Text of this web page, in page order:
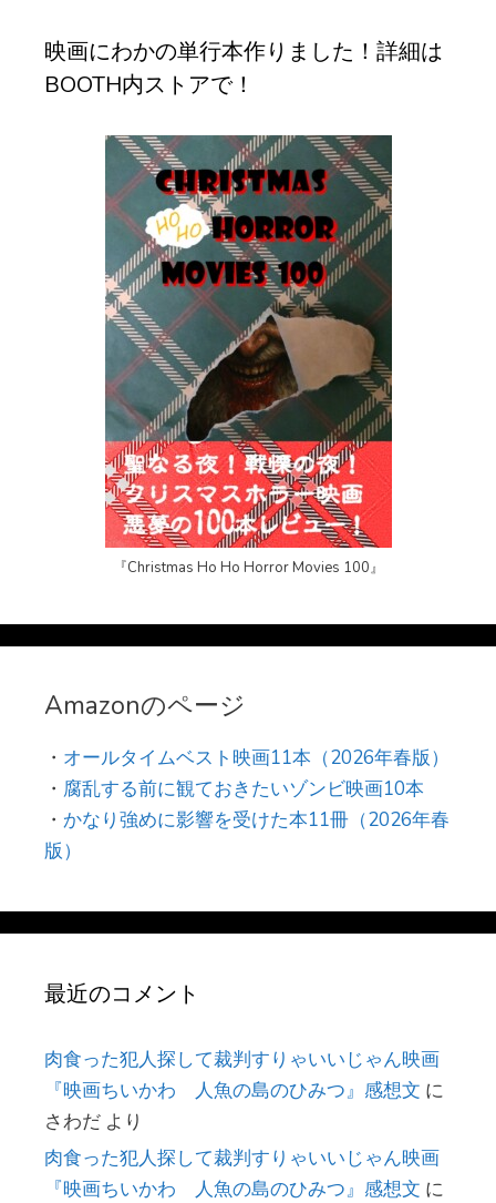
映画にわかの単行本作りました！詳細は
BOOTH内ストアで！
『Christmas Ho Ho Horror Movies 100』
Amazonのページ
・ オールタイムベスト映画11本（2026年春版）
・ 腐乱する前に観ておきたいゾンビ映画10本
・ かなり強めに影響を受けた本11冊（2026年春
版）
最近のコメント
肉食った犯人探して裁判すりゃいいじゃん映画
『映画ちいかわ 人魚の島のひみつ』感想文 に
さわだ より
肉食った犯人探して裁判すりゃいいじゃん映画
『映画ちいかわ 人魚の島のひみつ』感想文 に